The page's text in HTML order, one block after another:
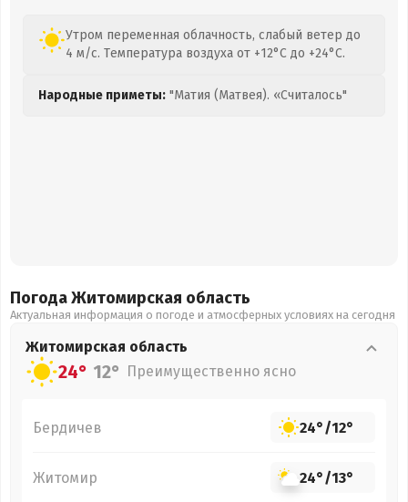
Утром переменная облачность, слабый ветер до
4 м/с. Температура воздуха от +12°C до +24°C.
Народные приметы: "Матия (Матвея). «Считалось"
Погода Житомирская область
Актуальная информация о погоде и атмосферных условиях на сегодня
Житомирская область
24° 12° Преимущественно ясно
Бердичев 24°/12°
Житомир 24°/13°